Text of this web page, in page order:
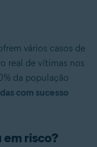
vários casos de
real de vítimas nos
da população
com sucesso
risco?